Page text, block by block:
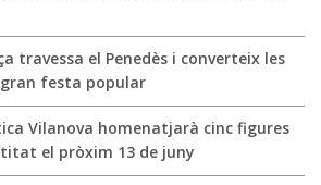
travessa el Penedès i converteix les
festa popular
Vilanova homenatjarà cinc figures
el pròxim 13 de juny